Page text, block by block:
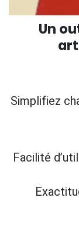
Un
Simplifiez
Facilité